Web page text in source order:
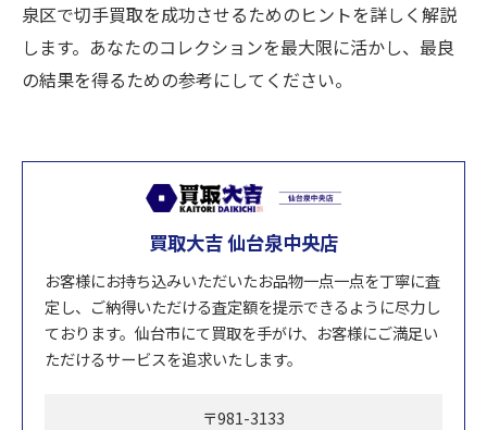
泉区で切手買取を成功させるためのヒントを詳しく解説
します。あなたのコレクションを最大限に活かし、最良
の結果を得るための参考にしてください。
買取大吉 仙台泉中央店
お客様にお持ち込みいただいたお品物一点一点を丁寧に査
定し、ご納得いただける査定額を提示できるように尽力し
ております。仙台市にて買取を手がけ、お客様にご満足い
ただけるサービスを追求いたします。
〒981-3133